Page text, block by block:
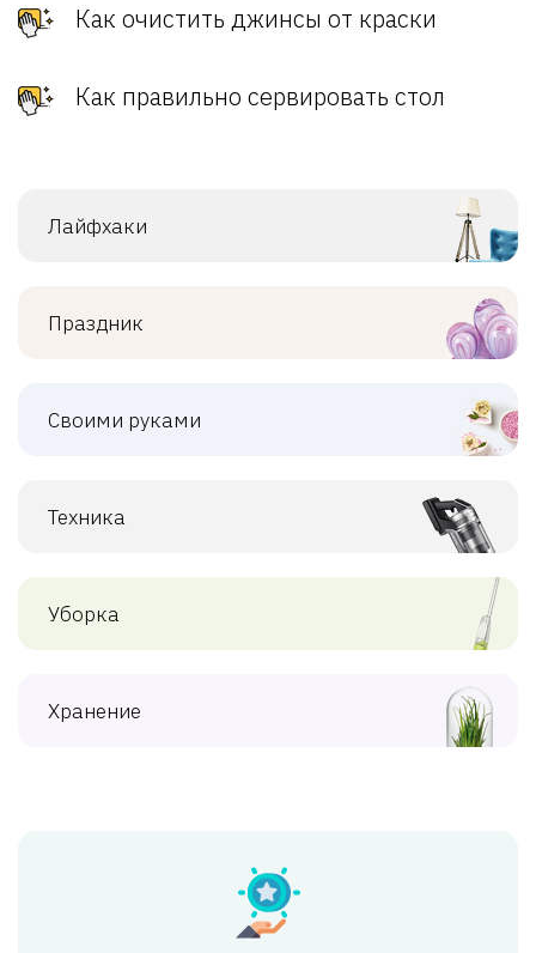
Как очистить джинсы от краски
Как правильно сервировать стол
Лайфхаки
Праздник
Своими руками
Техника
Уборка
Хранение